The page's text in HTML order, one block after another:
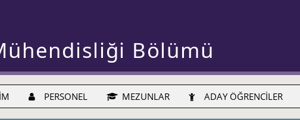
Bölümü
PERSONEL MEZUNLAR ADAY ÖĞRENCİLER